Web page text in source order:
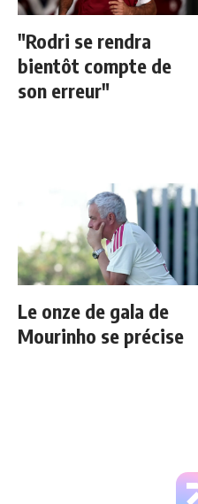
"Rodri se rendra
bientôt compte de
son erreur"
Le onze de gala de
Mourinho se précise